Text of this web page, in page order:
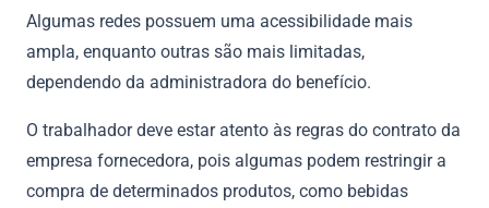
Algumas redes possuem uma acessibilidade mais
ampla, enquanto outras são mais limitadas,
dependendo da administradora do benefício.
O trabalhador deve estar atento às regras do contrato da
empresa fornecedora, pois algumas podem restringir a
compra de determinados produtos, como bebidas